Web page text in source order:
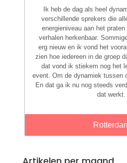
Ik heb de dag als heel
verschillende sprekers die
energieniveau aan het
verhalen herkenbaar.
erg nieuw en ik vond het
zien hoe iedereen in de groep
dat vond ik stiekem nog het
event. Om de dynamiek tussen
En dat ga ik nu nog steeds
dat werkt.